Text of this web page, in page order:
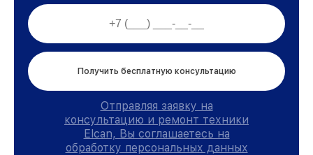
Получить бесплатную консультацию
Отправляя заявку на
консультацию и ремонт техники
Elcan, Вы соглашаетесь на
обработку персональных данных